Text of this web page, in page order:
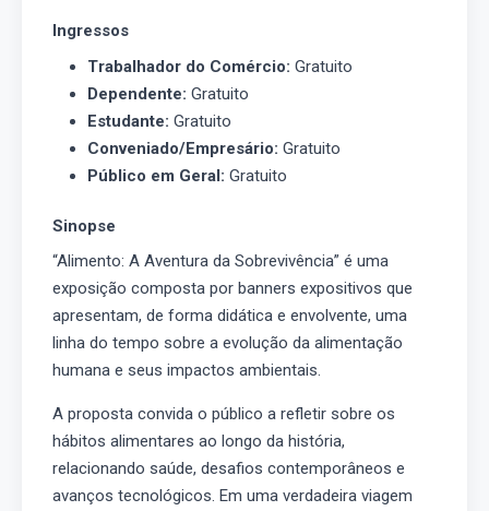
Ingressos
Trabalhador do Comércio: Gratuito
Dependente: Gratuito
Estudante: Gratuito
Conveniado/Empresário: Gratuito
Público em Geral: Gratuito
Sinopse
“Alimento: A Aventura da Sobrevivência” é uma
exposição composta por banners expositivos que
apresentam, de forma didática e envolvente, uma
linha do tempo sobre a evolução da alimentação
humana e seus impactos ambientais.
A proposta convida o público a refletir sobre os
hábitos alimentares ao longo da história,
relacionando saúde, desafios contemporâneos e
avanços tecnológicos. Em uma verdadeira viagem